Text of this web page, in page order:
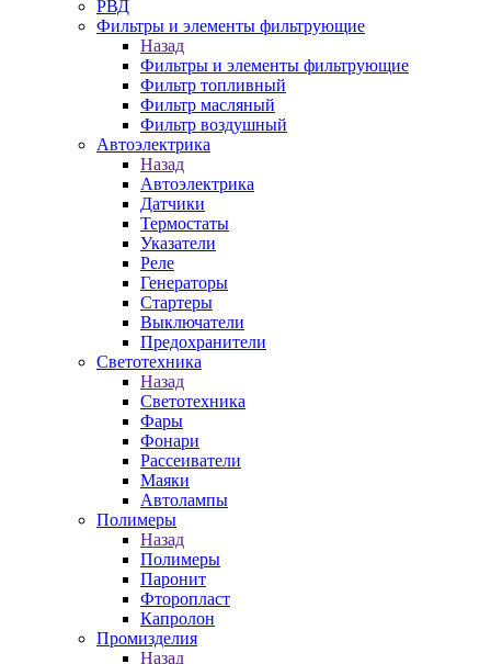
РВД
Фильтры и элементы фильтрующие
Назад
Фильтры и элементы фильтрующие
Фильтр топливный
Фильтр масляный
Фильтр воздушный
Автоэлектрика
Назад
Автоэлектрика
Датчики
Термостаты
Указатели
Реле
Генераторы
Стартеры
Выключатели
Предохранители
Светотехника
Назад
Светотехника
Фары
Фонари
Рассеиватели
Маяки
Автолампы
Полимеры
Назад
Полимеры
Паронит
Фторопласт
Капролон
Промизделия
Назад